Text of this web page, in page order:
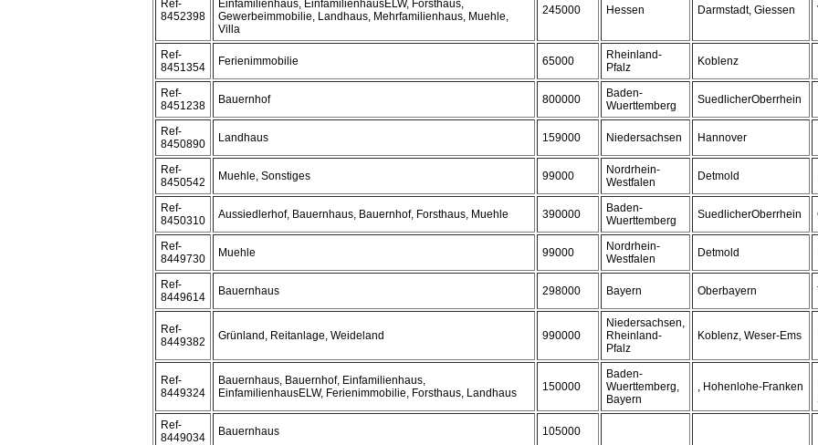
Ref-
8452398
Einfamilienhaus, EinfamilienhausELW, Forsthaus,
Gewerbeimmobilie, Landhaus, Mehrfamilienhaus, Muehle,
Villa
245000 Hessen Darmstadt, Giessen
Ref-
8451354
Ferienimmobilie 65000
Rheinland-
Pfalz
Koblenz
Ref-
8451238
Bauernhof 800000
Baden-
Wuerttemberg
SuedlicherOberrhein
Ref-
8450890
Landhaus 159000 Niedersachsen Hannover
Ref-
8450542
Muehle, Sonstiges 99000
Nordrhein-
Westfalen
Detmold
Ref-
8450310
Aussiedlerhof, Bauernhaus, Bauernhof, Forsthaus, Muehle 390000
Baden-
Wuerttemberg
SuedlicherOberrhein
Ref-
8449730
Muehle 99000
Nordrhein-
Westfalen
Detmold
Ref-
8449614
Bauernhaus 298000 Bayern Oberbayern
Ref-
8449382
Grünland, Reitanlage, Weideland 990000
Niedersachsen,
Rheinland-
Pfalz
Koblenz, Weser-Ems
Ref-
8449324
Bauernhaus, Bauernhof, Einfamilienhaus,
EinfamilienhausELW, Ferienimmobilie, Forsthaus, Landhaus
150000
Baden-
Wuerttemberg,
Bayern
, Hohenlohe-Franken
Ref-
8449034
Bauernhaus 105000